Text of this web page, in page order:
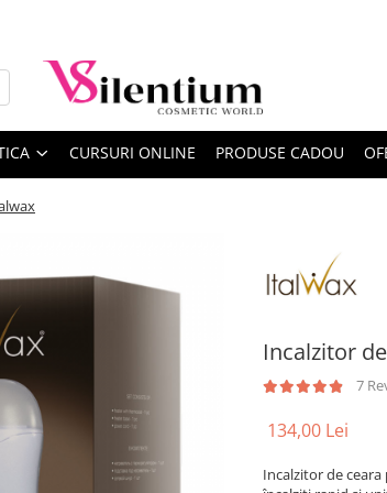
CURSURI ONLINE PRODUSE CADOU
Incalzitor
7
134,00 Lei
Incalzitor de